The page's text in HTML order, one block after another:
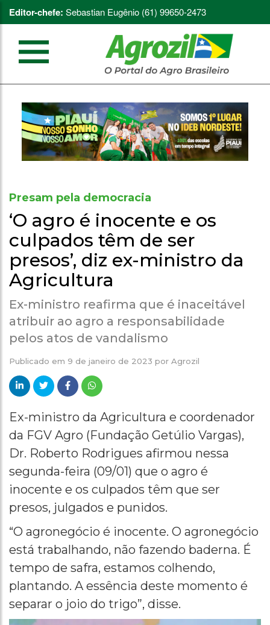
Editor-chefe: Sebastian Eugênio (61) 99650-2473
Presam pela democracia
‘O agro é inocente e os
culpados têm de ser
presos’, diz ex-ministro da
Agricultura
Ex-ministro reafirma que é inaceitável
atribuir ao agro a responsabilidade
pelos atos de vandalismo
Publicado em 9 de janeiro de 2023 por Agrozil
Ex-ministro da Agricultura e coordenador
da FGV Agro (Fundação Getúlio Vargas),
Dr. Roberto Rodrigues afirmou nessa
segunda-feira (09/01) que o agro é
inocente e os culpados têm que ser
presos, julgados e punidos.
“O agronegócio é inocente. O agronegócio
está trabalhando, não fazendo baderna. É
tempo de safra, estamos colhendo,
plantando. A essência deste momento é
separar o joio do trigo”, disse.